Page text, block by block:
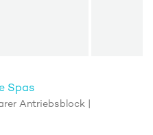
Spas
Antriebsblock |